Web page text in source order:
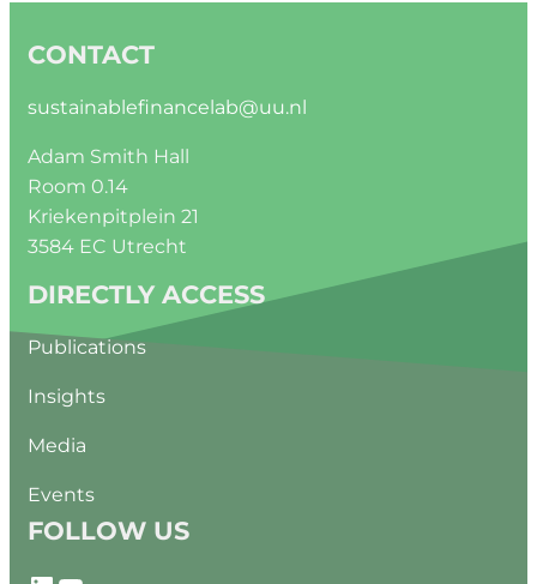
CONTACT
sustainablefinancelab@uu.nl
Adam Smith Hall
Room 0.14
Kriekenpitplein 21
3584 EC Utrecht
DIRECTLY ACCESS
Publications
Insights
Media
Events
FOLLOW US